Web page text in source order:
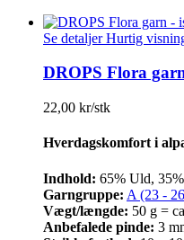
Se detaljerHurtig
DROPS Flora
22,00 kr/stk
Hverdagskomfort i
Indhold: 65% Uld,
Garngruppe: A (23 -
Vægt/længde: 50 g =
Anbefalede pinde: 3